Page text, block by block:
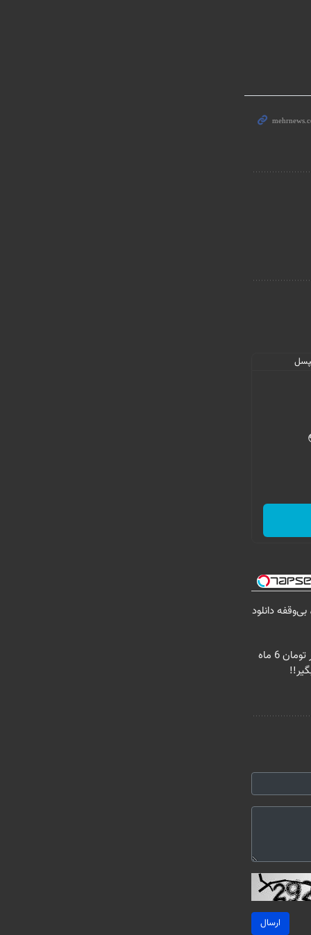
بی‌وقفه دانلود
🎉با ماهی فقط 100 هزار تومان 6 ماه
ارسال